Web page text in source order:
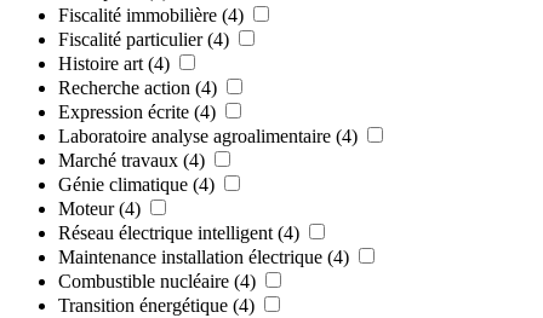
Fiscalité immobilière (4)
Fiscalité particulier (4)
Histoire art (4)
Recherche action (4)
Expression écrite (4)
Laboratoire analyse agroalimentaire (4)
Marché travaux (4)
Génie climatique (4)
Moteur (4)
Réseau électrique intelligent (4)
Maintenance installation électrique (4)
Combustible nucléaire (4)
Transition énergétique (4)